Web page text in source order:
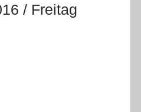
/ Freitag